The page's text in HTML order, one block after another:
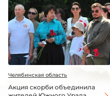
Челябинская область
Акция скорби объединила